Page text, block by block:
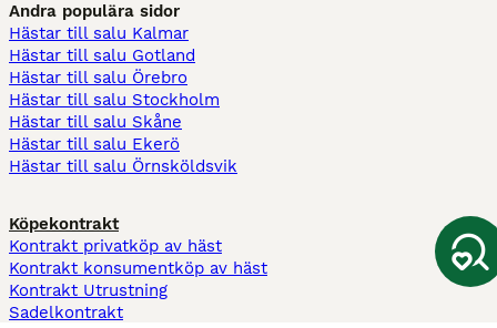
Andra populära sidor
Hästar till salu Kalmar
Hästar till salu Gotland
Hästar till salu Örebro
Hästar till salu Stockholm
Hästar till salu Skåne
Hästar till salu Ekerö
Hästar till salu Örnsköldsvik
Köpekontrakt
Kontrakt privatköp av häst
Kontrakt konsumentköp av häst
Kontrakt Utrustning
Sadelkontrakt